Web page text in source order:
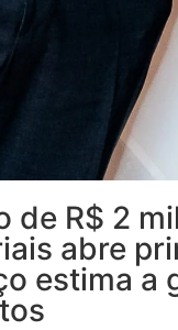
de R$ 2
abre
estima a